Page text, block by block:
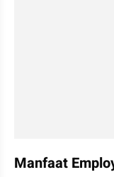
Manfaat